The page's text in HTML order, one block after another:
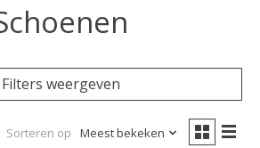
Filters weergeven
Sorteren op Meest bekeken